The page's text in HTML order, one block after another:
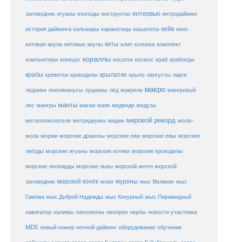
заповедник игуаны изоподы инструктор интервью интродайвинг
история дайвинга кальмары каракатицы кашалоты кейв кино
китовая акула китовые акулы киты клип колонка комплект
компьютеры конкурс кораллы косатки космос краб крабоеды
крабы креветки крокодилы крылатки крыло лангусты ларги
ледники лонгиманусы луцианы лёд макрели макро мангровый
лес мангры манты маски маяк медведи медузы
металлоискатели метридиумы мидии мировой рекорд мола-
мола моржи морские драконы морские ежи морские ежы морские
звёзды морские игуаны морские котики морские крокодилы
морские леопарды морские львы морской ангел морской
заповедник морской конёк моря мурены мыс Великан мыс
Гамова мыс Доброй Надежды мыс Кекурный мыс Пирамидный
навигатор налимы наполеоны неопрен нерпы новости участника
MDS новый номер ночной дайвинг оборудование обучение